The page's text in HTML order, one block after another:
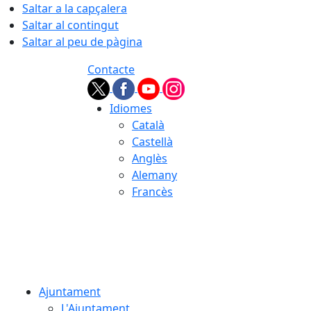
Saltar a la capçalera
Saltar al contingut
Saltar al peu de pàgina
Contacte
Idiomes
Català
Castellà
Anglès
Alemany
Francès
Ajuntament